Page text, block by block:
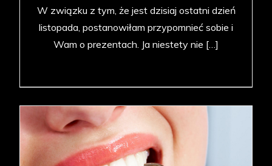
W związku z tym, że jest dzisiaj ostatni dzień
listopada, postanowiłam przypomnieć sobie i
Wam o prezentach. Ja niestety nie […]